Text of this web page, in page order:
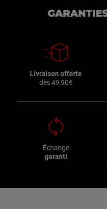
Livraison offerte
dès 49,90€
Échange
garanti